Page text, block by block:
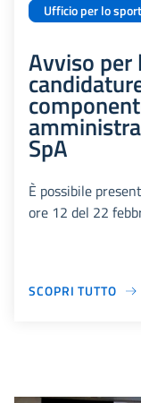
Ufficio per lo
Avviso per
SpA
È possibile
ore 12 del 22
SCOPRI TUTTO